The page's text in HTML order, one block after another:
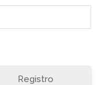
Registro